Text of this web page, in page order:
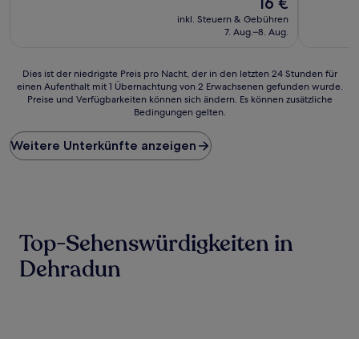
Preis
beträgt
inkl. Steuern & Gebühren
7. Aug.–8. Aug.
Dies
ist
Preis
pro
Nacht,
24 Stunden
einen
Aufenthalt
Dies ist der niedrigste Preis pro Nacht, der in den letzten 24 Stunden für
einen Aufenthalt mit 1 Übernachtung von 2 Erwachsenen gefunden wurde.
Preise und Verfügbarkeiten können sich ändern. Es können zusätzliche
Bedingungen gelten.
Weitere Unterkünfte anzeigen
Top-Sehenswürdigkeiten in
Dehradun